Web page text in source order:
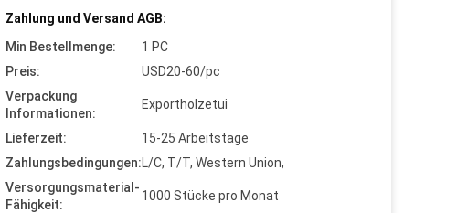
Zahlung und Versand AGB:
Min Bestellmenge:
1 PC
Preis:
USD20-60/pc
Verpackung
Informationen:
Exportholzetui
Lieferzeit:
15-25 Arbeitstage
Zahlungsbedingungen:L/C, T/T, Western Union,
Versorgungsmaterial-
Fähigkeit:
1000 Stücke pro Monat